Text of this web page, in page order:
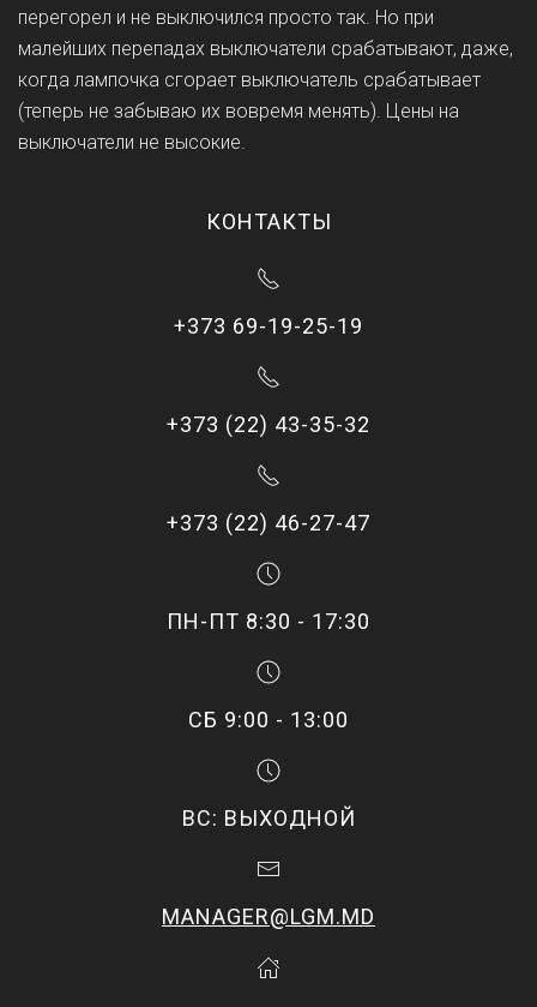
перегорел и не выключился просто так. Но при
малейших перепадах выключатели срабатывают, даже,
когда лампочка сгорает выключатель срабатывает
(теперь не забываю их вовремя менять). Цены на
выключатели не высокие.
КОНТАКТЫ
+373 69-19-25-19
+373 (22) 43-35-32
+373 (22) 46-27-47
ПН-ПТ 8:30 - 17:30
СБ 9:00 - 13:00
ВС: ВЫХОДНОЙ
MANAGER@LGM.MD